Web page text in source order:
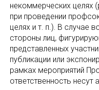
некоммерческих целях
при проведении
целях и т. п.). В случае
стороны лиц,
представленных
публикации или
рамках мероприятий
ответственность